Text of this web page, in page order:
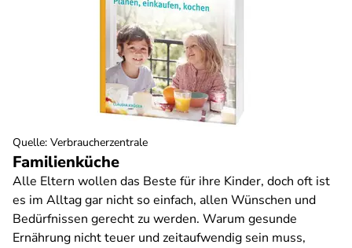
Familienküche
Alle Eltern wollen das Beste für ihre Kinder, doch oft ist
es im Alltag gar nicht so einfach, allen Wünschen und
Bedürfnissen gerecht zu werden. Warum gesunde
Ernährung nicht teuer und zeitaufwendig sein muss,
Quelle: Verbraucherzentrale